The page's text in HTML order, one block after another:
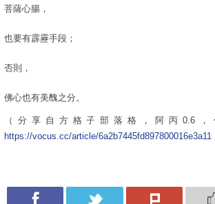
菩薩心腸，
也要有霹靂手段；
否則，
佛心也有美醜之分。
（分享自方格子部落格，阿丙0.6，
https://vocus.cc/article/6a2b7445fd897800016e3a11